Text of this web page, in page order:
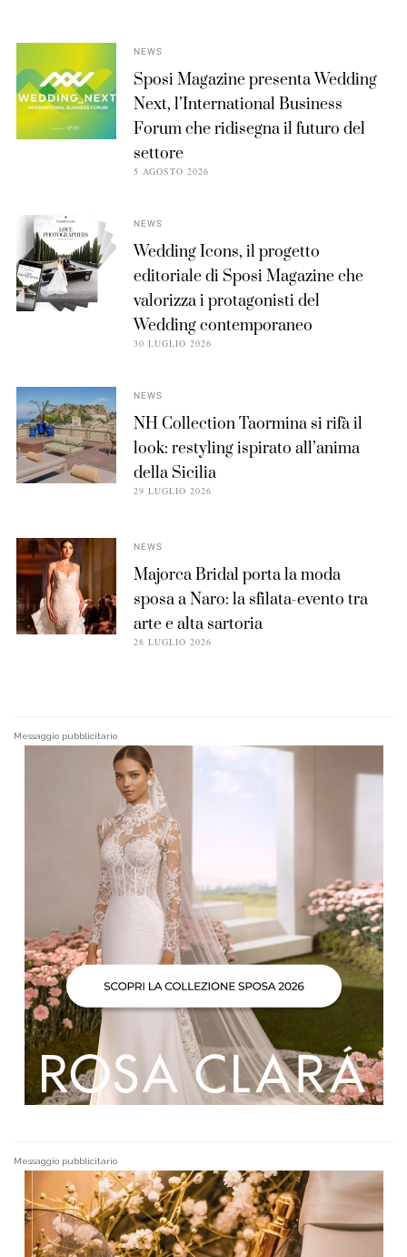
NEWS
Sposi Magazine presenta Wedding
Next, l’International Business
Forum che ridisegna il futuro del
settore
5 AGOSTO 2026
NEWS
Wedding Icons, il progetto
editoriale di Sposi Magazine che
valorizza i protagonisti del
Wedding contemporaneo
30 LUGLIO 2026
NEWS
NH Collection Taormina si rifà il
look: restyling ispirato all’anima
della Sicilia
29 LUGLIO 2026
NEWS
Majorca Bridal porta la moda
sposa a Naro: la sfilata-evento tra
arte e alta sartoria
28 LUGLIO 2026
Messaggio pubblicitario
Messaggio pubblicitario